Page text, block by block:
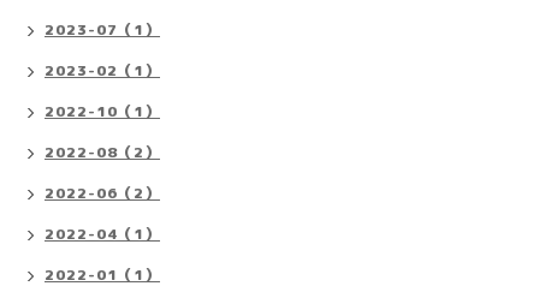
2023-07（1）
2023-02（1）
2022-10（1）
2022-08（2）
2022-06（2）
2022-04（1）
2022-01（1）